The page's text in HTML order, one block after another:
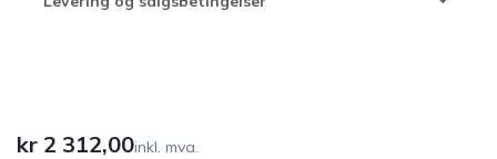
kr 2 312,00inkl. mva.